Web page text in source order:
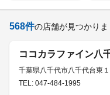
568件の店舗が見つかりま
ココカラファイン八
千葉県八千代市八千代台東
TEL: 047-484-1995